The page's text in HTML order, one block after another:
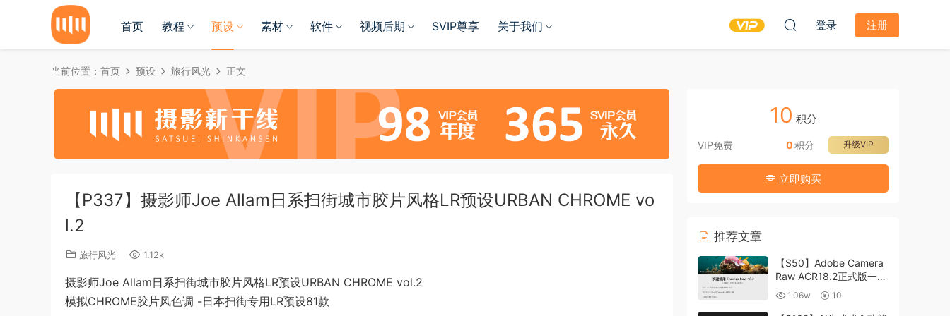
首页 教程 预设 素材 软件 视频后期 SVIP尊享 关于我们 登录 注册
当前位置： 首页 预设 旅行风光 正文
【P337】摄影师Joe Allam日系扫街城市胶片风格LR预设URBAN CHROME vo
l.2
旅行风光 1.12k
摄影师Joe Allam日系扫街城市胶片风格LR预设URBAN CHROME vol.2
模拟CHROME胶片风色调 -日本扫街专用LR预设81款
10 积分
VIP免费 升级VIP
0积分
立即购买
推荐文章
【S50】Adobe Camera
Raw ACR18.2正式版一键
升级包 ACR最新升级包
支持WIN和MAC
1.06w 10